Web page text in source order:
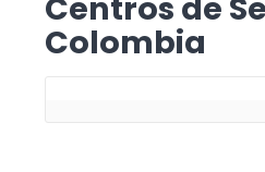
Centros de
Colombia